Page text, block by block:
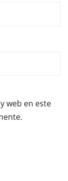
web en este